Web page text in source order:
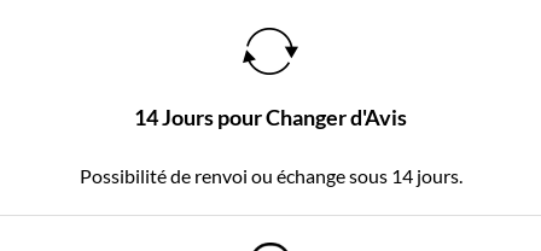
14 Jours pour Changer d'Avis
Possibilité de renvoi ou échange sous 14 jours.